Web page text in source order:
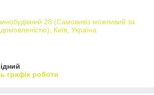
28 (Самовивіз можливий за
Київ, Україна
графік роботи